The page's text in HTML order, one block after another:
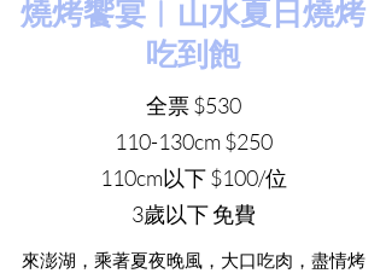
燒烤饗宴︳山水夏日燒烤
吃到飽
全票 $530
110-130cm $250
110cm以下 $100/位
​3歲以下 免費
來澎湖，乘著夏夜晚風，大口吃肉，盡情烤